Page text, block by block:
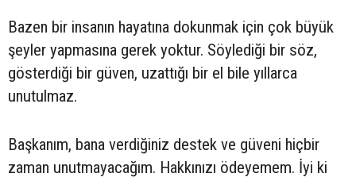
Bazen bir insanın hayatına dokunmak için çok büyük
şeyler yapmasına gerek yoktur. Söylediği bir söz,
gösterdiği bir güven, uzattığı bir el bile yıllarca
unutulmaz.
Başkanım, bana verdiğiniz destek ve güveni hiçbir
zaman unutmayacağım. Hakkınızı ödeyemem. İyi ki